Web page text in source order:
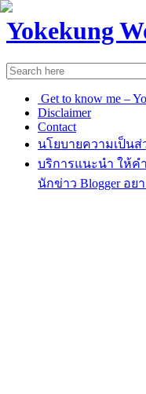
Yokekung
Get to know me –
Disclaimer
Contact
นโยบายความเป็นส่
บริการแนะนำ ให้ค
นักข่าว Blogger อย